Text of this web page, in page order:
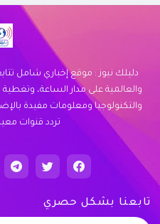
زيارة الموقع
دليلك نيوز : موقع إخباري شامل
والعالمية على مدار الساعة،
والتكنولوجيا ومعلومات مفيدة
تردد قنوات
تابعنا بشكل حصري